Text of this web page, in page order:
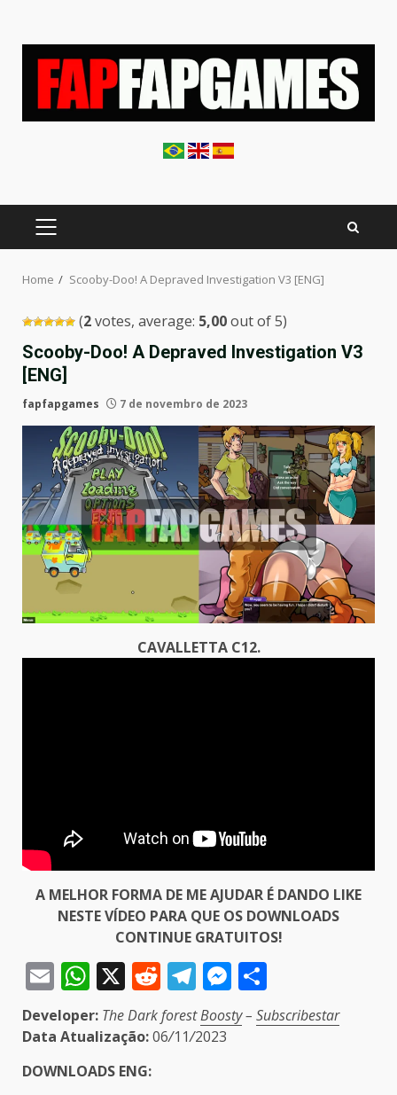
PRIMARY
MENU
Home Scooby-Doo! A Depraved Investigation V3 [ENG]
(2votes, average: 5,00out of 5)
Scooby-Doo! A Depraved Investigation V3
[ENG]
fapfapgames 7 de novembro de 2023
CAVALLETTA C12.
A MELHOR FORMA DE ME AJUDAR É DANDO LIKE
NESTE VÍDEO PARA QUE OS DOWNLOADS
CONTINUE GRATUITOS!
EmailWhatsApp
X Reddit
Telegram
Messenger
Developer: The Dark forestBoosty– Subscribestar
Data Atualização:06/11/2023
DOWNLOADS ENG: